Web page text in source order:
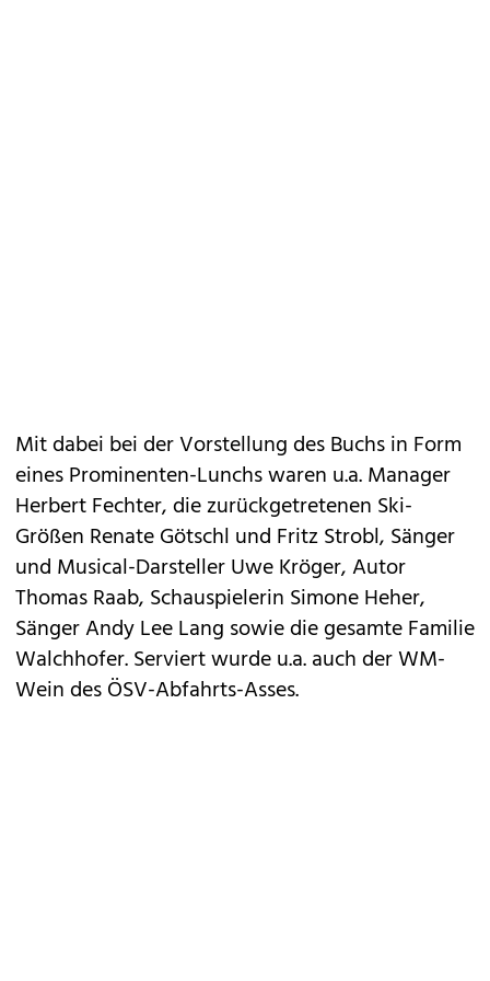
Mit dabei bei der Vorstellung des Buchs in Form
eines Prominenten-Lunchs waren u.a. Manager
Herbert Fechter, die zurückgetretenen Ski-
Größen Renate Götschl und Fritz Strobl, Sänger
und Musical-Darsteller Uwe Kröger, Autor
Thomas Raab, Schauspielerin Simone Heher,
Sänger Andy Lee Lang sowie die gesamte Familie
Walchhofer. Serviert wurde u.a. auch der WM-
Wein des ÖSV-Abfahrts-Asses.